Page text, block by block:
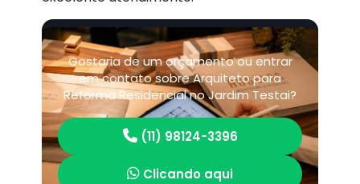
Gostaria de um orçamento ou entrar
em contato sobre Arquiteto para
Reforma Residencial no Jardim Testai?
(11) 98124-3396
Clicando aqui